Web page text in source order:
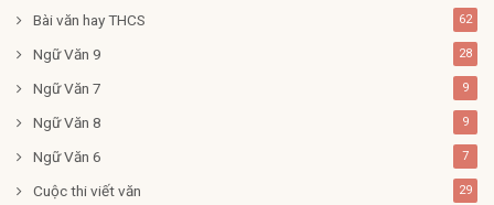
Bài văn hay THCS 62
Ngữ Văn 9 28
Ngữ Văn 7 9
Ngữ Văn 8 9
Ngữ Văn 6 7
Cuộc thi viết văn 29